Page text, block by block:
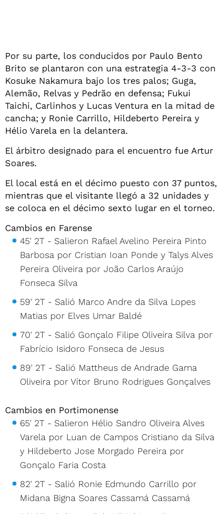
Por su parte, los conducidos por Paulo Bento
Brito se plantaron con una estrategia 4-3-3 con
Kosuke Nakamura bajo los tres palos; Guga,
Alemão, Relvas y Pedrão en defensa; Fukui
Taichi, Carlinhos y Lucas Ventura en la mitad de
cancha; y Ronie Carrillo, Hildeberto Pereira y
Hélio Varela en la delantera.
El árbitro designado para el encuentro fue Artur
Soares.
El local está en el décimo puesto con 37 puntos,
mientras que el visitante llegó a 32 unidades y
se coloca en el décimo sexto lugar en el torneo.
Cambios en Farense
45' 2T - Salieron Rafael Avelino Pereira Pinto
Barbosa por Cristian Ioan Ponde y Talys Alves
Pereira Oliveira por João Carlos Araújo
Fonseca Silva
59' 2T - Salió Marco Andre da Silva Lopes
Matias por Elves Umar Baldé
70' 2T - Salió Gonçalo Filipe Oliveira Silva por
Fabrício Isidoro Fonseca de Jesus
89' 2T - Salió Mattheus de Andrade Gama
Oliveira por Vítor Bruno Rodrigues Gonçalves
Cambios en Portimonense
65' 2T - Salieron Hélio Sandro Oliveira Alves
Varela por Luan de Campos Cristiano da Silva
y Hildeberto Jose Morgado Pereira por
Gonçalo Faria Costa
82' 2T - Salió Ronie Edmundo Carrillo por
Midana Bigna Soares Cassamá Cassamá